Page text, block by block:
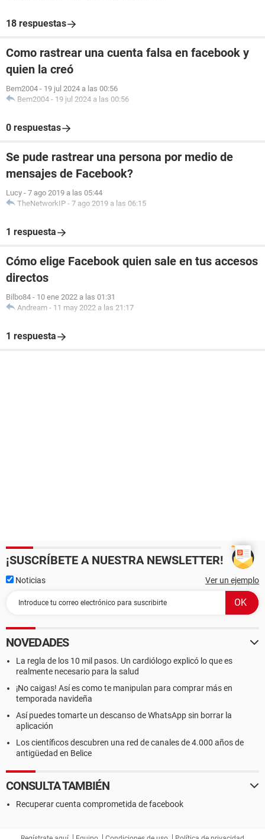
18 respuestas
Como rastrear una cuenta falsa en facebook y
quien la creó
Bem2004 - 19 jul 2024 a las 00:56
Bem2004 - 19 jul 2024 a las 00:56
0 respuestas
Se pude rastrear una persona por medio de
mensajes de Facebook?
Lucy - 7 ago 2019 a las 05:44
TheNetworkIP - 7 ago 2019 a las 06:15
1 respuesta
Cómo elige Facebook quien sale en tus accesos
directos
Bilbo84 - 10 ene 2022 a las 01:31
Andream - 11 may 2022 a las 21:17
1 respuesta
¡SUSCRÍBETE A NUESTRA NEWSLETTER!
Noticias Ver un ejemplo
NOVEDADES
La regla de los 10 mil pasos. Un cardiólogo explicó lo que es
realmente necesario para la salud
¡No caigas! Así es como te manipulan para comprar más en
temporada navideña
Así puedes tomarte un descanso de WhatsApp sin borrar la
aplicación
Los científicos descubren una red de canales de 4.000 años de
antigüedad en Belice
CONSULTA TAMBIÉN
Recuperar cuenta comprometida de facebook